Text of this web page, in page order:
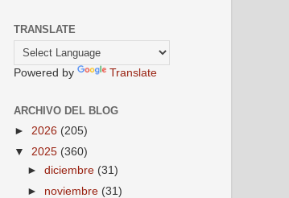
TRANSLATE
Powered by Translate
ARCHIVO DEL BLOG
► 2026 (205)
▼ 2025 (360)
►diciembre (31)
► noviembre (31)